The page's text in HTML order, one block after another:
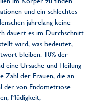
und ein schlechtes
jahrelang keine
dauert es im Durchschnitt
wird, was bedeutet,
bleiben. 10% der
eine Ursache und Heilung
Zahl der Frauen, die an
der von Endometriose
Müdigkeit,